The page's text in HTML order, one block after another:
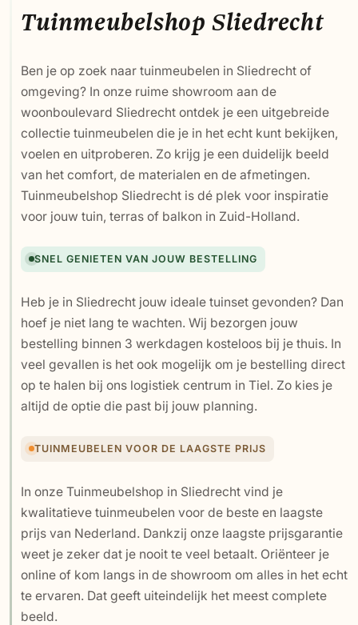
Tuinmeubelshop Sliedrecht
Ben je op zoek naar tuinmeubelen in Sliedrecht of
omgeving? In onze ruime showroom aan de
woonboulevard Sliedrecht ontdek je een uitgebreide
collectie tuinmeubelen die je in het echt kunt bekijken,
voelen en uitproberen. Zo krijg je een duidelijk beeld
van het comfort, de materialen en de afmetingen.
Tuinmeubelshop Sliedrecht is dé plek voor inspiratie
voor jouw tuin, terras of balkon in Zuid-Holland.
SNEL GENIETEN VAN JOUW BESTELLING
Heb je in Sliedrecht jouw ideale tuinset gevonden? Dan
hoef je niet lang te wachten. Wij bezorgen jouw
bestelling binnen 3 werkdagen kosteloos bij je thuis. In
veel gevallen is het ook mogelijk om je bestelling direct
op te halen bij ons logistiek centrum in Tiel. Zo kies je
altijd de optie die past bij jouw planning.
TUINMEUBELEN VOOR DE LAAGSTE PRIJS
In onze Tuinmeubelshop in Sliedrecht vind je
kwalitatieve tuinmeubelen voor de beste en laagste
prijs van Nederland. Dankzij onze laagste prijsgarantie
weet je zeker dat je nooit te veel betaalt. Oriënteer je
online of kom langs in de showroom om alles in het echt
te ervaren. Dat geeft uiteindelijk het meest complete
beeld.